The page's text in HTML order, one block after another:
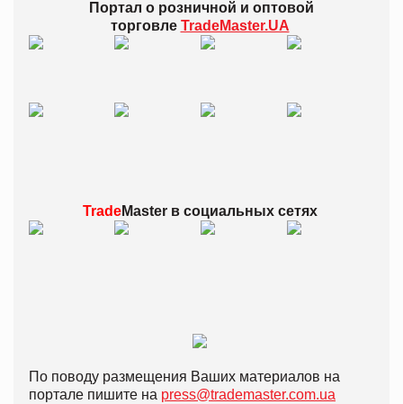
Портал о розничной и оптовой
торговле TradeMaster.UA
TradeMaster всоциальных сетях
По поводу размещения Ваших материалов на
портале пишите на press@trademaster.com.ua